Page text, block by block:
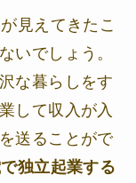
見えてきたこ
いでしょう。
な暮らしをす
して収入が入
送ることがで
独立起業する